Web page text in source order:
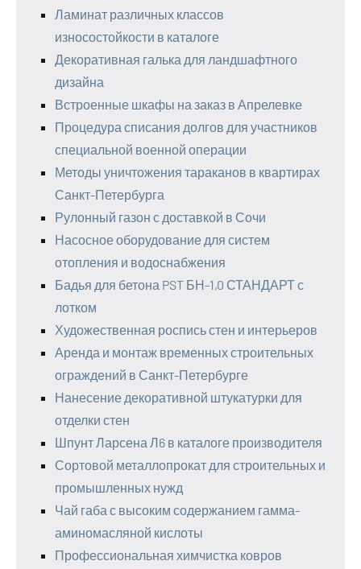
Ламинат различных классов
износостойкости в каталоге
Декоративная галька для ландшафтного
дизайна
Встроенные шкафы на заказ в Апрелевке
Процедура списания долгов для участников
специальной военной операции
Методы уничтожения тараканов в квартирах
Санкт-Петербурга
Рулонный газон с доставкой в Сочи
Насосное оборудование для систем
отопления и водоснабжения
Бадья для бетона PST БН-1,0 СТАНДАРТ с
лотком
Художественная роспись стен и интерьеров
Аренда и монтаж временных строительных
ограждений в Санкт-Петербурге
Нанесение декоративной штукатурки для
отделки стен
Шпунт Ларсена Л6 в каталоге производителя
Сортовой металлопрокат для строительных и
промышленных нужд
Чай габа с высоким содержанием гамма-
аминомасляной кислоты
Профессиональная химчистка ковров